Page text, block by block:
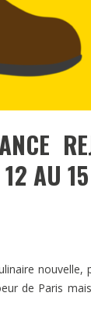
AU
de Paris